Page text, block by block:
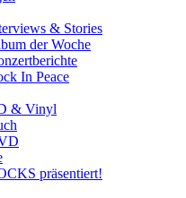
& Stories
der Woche
In Peace
& Vinyl
präsentiert!